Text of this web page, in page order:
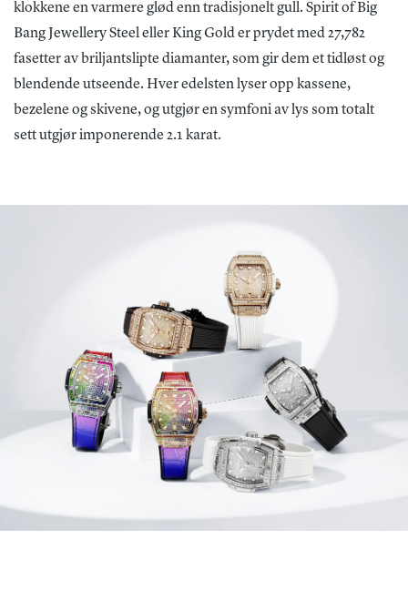
klokkene en varmere glød enn tradisjonelt gull. Spirit of Big
Bang Jewellery Steel eller King Gold er prydet med 27,782
fasetter av briljantslipte diamanter, som gir dem et tidløst og
blendende utseende. Hver edelsten lyser opp kassene,
bezelene og skivene, og utgjør en symfoni av lys som totalt
sett utgjør imponerende 2.1 karat.